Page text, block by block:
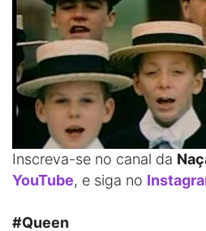
Inscreva-se no canal da
YouTube, e siga no
#Queen